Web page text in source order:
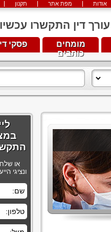
תקנון מפת אתר אודות
התקשרו עכשיו ל: 03-
פסקי
מומחים
כותבים
או
ונציגי